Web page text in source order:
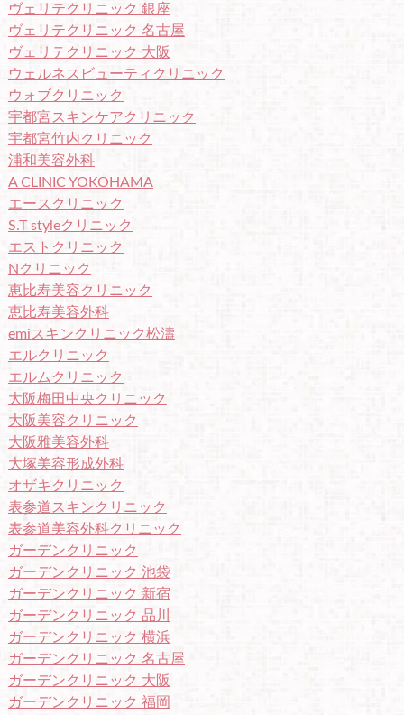
ヴェリテクリニック 銀座
ヴェリテクリニック 名古屋
ヴェリテクリニック 大阪
ウェルネスビューティクリニック
ウォブクリニック
宇都宮スキンケアクリニック
宇都宮竹内クリニック
浦和美容外科
A CLINIC YOKOHAMA
エースクリニック
S.T styleクリニック
エストクリニック
Nクリニック
恵比寿美容クリニック
恵比寿美容外科
emiスキンクリニック松濤
エルクリニック
エルムクリニック
大阪梅田中央クリニック
大阪美容クリニック
大阪雅美容外科
大塚美容形成外科
オザキクリニック
表参道スキンクリニック
表参道美容外科クリニック
ガーデンクリニック
ガーデンクリニック 池袋
ガーデンクリニック 新宿
ガーデンクリニック 品川
ガーデンクリニック 横浜
ガーデンクリニック 名古屋
ガーデンクリニック 大阪
ガーデンクリニック 福岡